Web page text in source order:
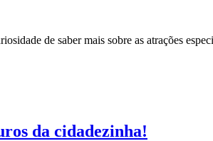
de saber mais sobre as atrações
da cidadezinha!